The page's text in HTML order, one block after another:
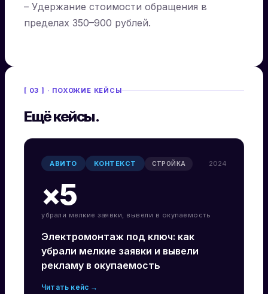
– Удержание стоимости обращения в
пределах 350–900 рублей.
[ 03 ] · ПОХОЖИЕ КЕЙСЫ
Ещё кейсы.
АВИТО КОНТЕКСТ СТРОЙКА 2024
×5
убрали мелкие заявки, вывели в окупаемость
Электромонтаж под ключ: как
убрали мелкие заявки и вывели
рекламу в окупаемость
Читать кейс →